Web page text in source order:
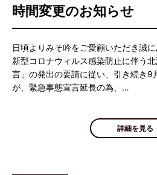
時間変更のお知らせ
日頃よりみそ吟をご愛顧いただき誠に
新型コロナウィルス感染防止に伴う
言」の発出の要請に従い、引き続き9
が、緊急事態宣言延長の為、…
詳細を見る